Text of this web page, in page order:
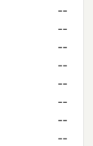
--
--
--
--
--
--
--
--